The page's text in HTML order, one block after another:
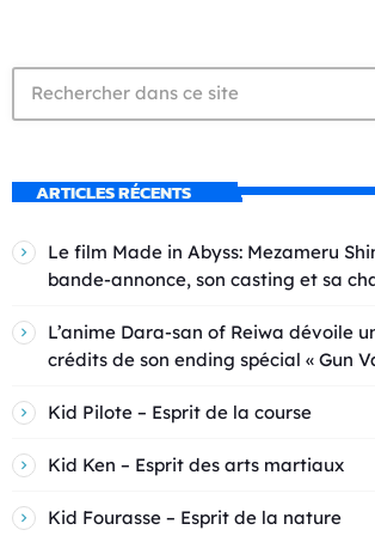
ARTICLES RÉCENTS
Le film Made in Abyss: Mezameru
bande-annonce, son casting et sa
L’anime Dara-san of Reiwa dévoile
crédits de son ending spécial « Gun
Kid Pilote – Esprit de la course
Kid Ken – Esprit des arts martiaux
Kid Fourasse – Esprit de la nature